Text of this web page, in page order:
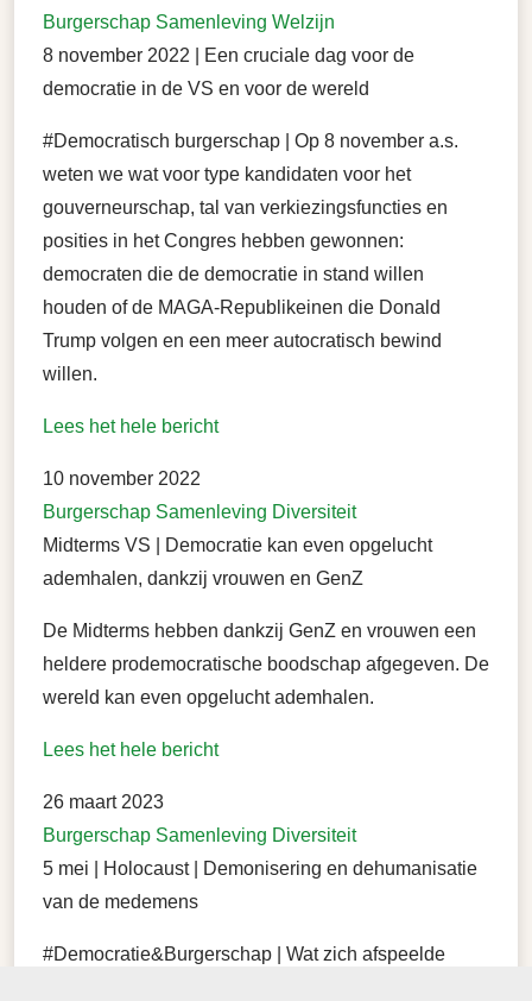
Burgerschap Samenleving Welzijn
8 november 2022 | Een cruciale dag voor de
democratie in de VS en voor de wereld
#Democratisch burgerschap | Op 8 november a.s.
weten we wat voor type kandidaten voor het
gouverneurschap, tal van verkiezingsfuncties en
posities in het Congres hebben gewonnen:
democraten die de democratie in stand willen
houden of de MAGA-Republikeinen die Donald
Trump volgen en een meer autocratisch bewind
willen.
Lees het hele bericht
10 november 2022
Burgerschap Samenleving Diversiteit
Midterms VS | Democratie kan even opgelucht
ademhalen, dankzij vrouwen en GenZ
De Midterms hebben dankzij GenZ en vrouwen een
heldere prodemocratische boodschap afgegeven. De
wereld kan even opgelucht ademhalen.
Lees het hele bericht
26 maart 2023
Burgerschap Samenleving Diversiteit
5 mei | Holocaust | Demonisering en dehumanisatie
van de medemens
#Democratie&Burgerschap | Wat zich afspeelde